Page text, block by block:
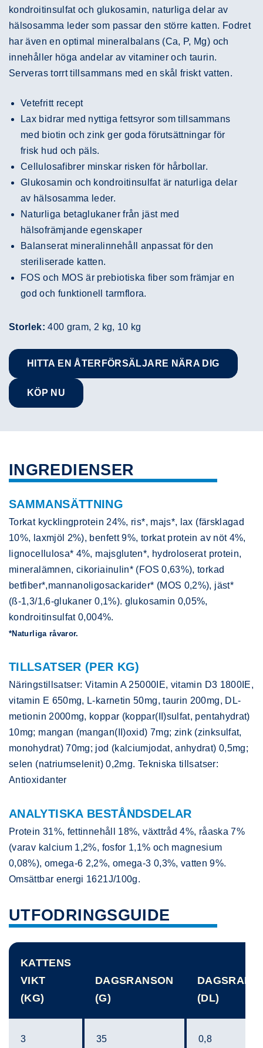
kondroitinsulfat och glukosamin, naturliga delar av
hälsosamma leder som passar den större katten. Fodret
har även en optimal mineralbalans (Ca, P, Mg) och
innehåller höga andelar av vitaminer och taurin.
Serveras torrt tillsammans med en skål friskt vatten.
Vetefritt recept
Lax bidrar med nyttiga fettsyror som tillsammans
med biotin och zink ger goda förutsättningar för
frisk hud och päls.
Cellulosafibrer minskar risken för hårbollar.
Glukosamin och kondroitinsulfat är naturliga delar
av hälsosamma leder.
Naturliga betaglukaner från jäst med
hälsofrämjande egenskaper
Balanserat mineralinnehåll anpassat för den
steriliserade katten.
FOS och MOS är prebiotiska fiber som främjar en
god och funktionell tarmflora.
Storlek: 400 gram, 2 kg, 10 kg
HITTA EN ÅTERFÖRSÄLJARE NÄRA DIG
KÖP NU
INGREDIENSER
SAMMANSÄTTNING
Torkat kycklingprotein 24%, ris*, majs*, lax (färsklagad
10%, laxmjöl 2%), benfett 9%, torkat protein av nöt 4%,
lignocellulosa* 4%, majsgluten*, hydroloserat protein,
mineralämnen, cikoriainulin* (FOS 0,63%), torkad
betfiber*,mannanoligosackarider* (MOS 0,2%), jäst*
(ß-1,3/1,6-glukaner 0,1%). glukosamin 0,05%,
kondroitinsulfat 0,004%.
*Naturliga råvaror.
TILLSATSER (PER KG)
Näringstillsatser: Vitamin A 25000IE, vitamin D3 1800IE,
vitamin E 650mg, L-karnetin 50mg, taurin 200mg, DL-
metionin 2000mg, koppar (koppar(II)sulfat, pentahydrat)
10mg; mangan (mangan(II)oxid) 7mg; zink (zinksulfat,
monohydrat) 70mg; jod (kalciumjodat, anhydrat) 0,5mg;
selen (natriumselenit) 0,2mg. Tekniska tillsatser:
Antioxidanter
ANALYTISKA BESTÅNDSDELAR
Protein 31%, fettinnehåll 18%, växttråd 4%, råaska 7%
(varav kalcium 1,2%, fosfor 1,1% och magnesium
0,08%), omega-6 2,2%, omega-3 0,3%, vatten 9%.
Omsättbar energi 1621J/100g.
UTFODRINGSGUIDE
KATTENS
VIKT
(KG)
DAGSRANSON
(G)
(DL)
3 35 0,8